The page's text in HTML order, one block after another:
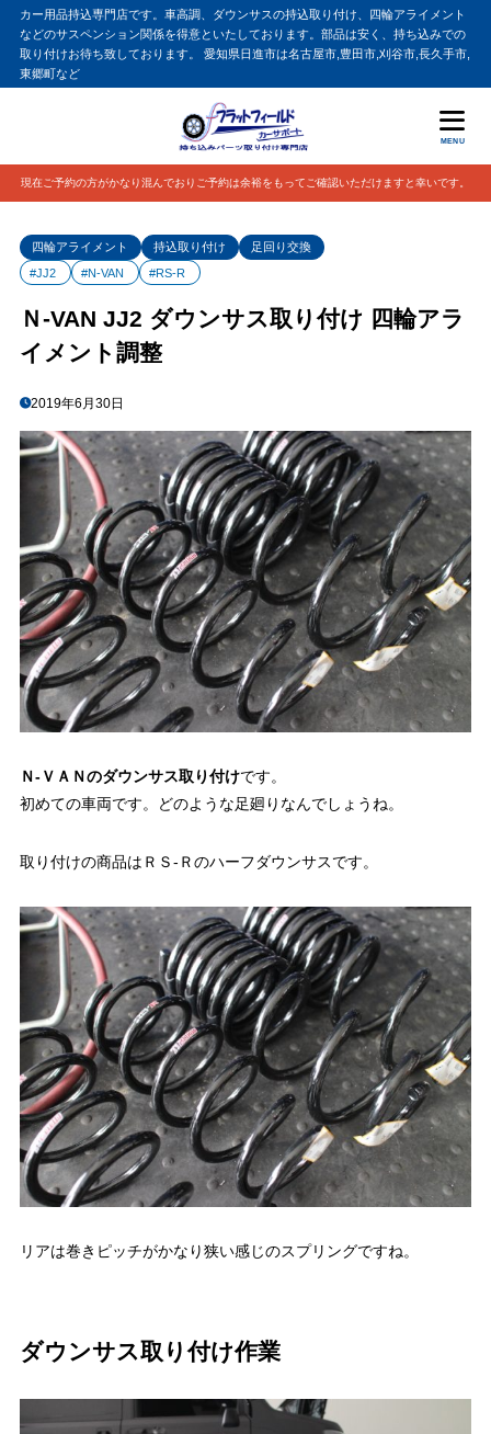
カー用品持込専門店です。車高調、ダウンサスの持込取り付け、四輪アライメント
などのサスペンション関係を得意といたしております。部品は安く、持ち込みでの
取り付けお待ち致しております。 愛知県日進市は名古屋市,豊田市,刈谷市,長久手市,
東郷町など
MENU
現在ご予約の方がかなり混んでおりご予約は余裕をもってご確認いただけますと幸いです。
四輪アライメント 持込取り付け
足回り交換
#JJ2
#N-VAN #RS-R
Ｎ-VAN JJ2 ダウンサス取り付け 四輪アラ
イメント調整
2019年6月30日
Ｎ-ＶＡＮのダウンサス取り付けです。
初めての車両です。どのような足廻りなんでしょうね。
取り付けの商品は ＲＳ-Ｒのハーフダウンサスです。
リアは巻きピッチがかなり狭い感じのスプリングですね。
ダウンサス取り付け作業